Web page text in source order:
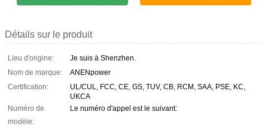
Détails sur le produit
Lieu d'origine:
Je suis à Shenzhen.
Nom de marque:
ANENpower
Certification:
UL/CUL, FCC, CE, GS, TUV, CB, RCM, SAA, PSE, KC,
UKCA
Numéro de
modèle:
Le numéro d'appel est le suivant: